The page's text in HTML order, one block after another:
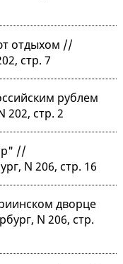
отдыхом //
стр. 7
рублем
202, стр. 2
//
N 206, стр. 16
дворце
N 206, стр.